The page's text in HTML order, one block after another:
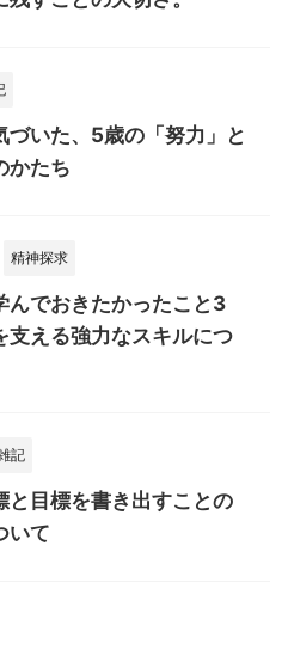
づいた、5歳の「努力」と
かたち
精神探求
んでおきたかったこと3
支える強力なスキルにつ
記
と目標を書き出すことの
いて